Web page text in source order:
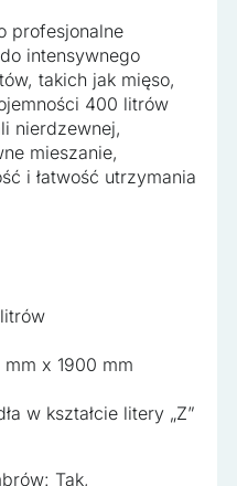
profesjonalne
intensywnego
takich jak mięso,
400 litrów
nierdzewnej,
mieszanie,
i łatwość utrzymania
x 1900 mm
w kształcie litery „Z”
Tak,